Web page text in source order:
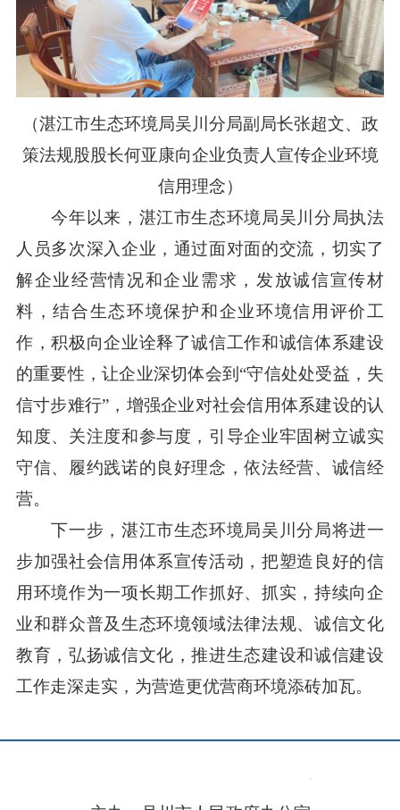
（湛江市生态环境局吴川分局副局长张超文、政
策法规股股长何亚康向企业负责人宣传企业环境
信用理念）
今年以来，湛江市生态环境局吴川分局执法
人员多次深入企业，通过面对面的交流，切实了
解企业经营情况和企业需求，发放诚信宣传材
料，结合生态环境保护和企业环境信用评价工
作，积极向企业诠释了诚信工作和诚信体系建设
的重要性，让企业深切体会到“守信处处受益，失
信寸步难行”，增强企业对社会信用体系建设的认
知度、关注度和参与度，引导企业牢固树立诚实
守信、履约践诺的良好理念，依法经营、诚信经
营。
下一步，湛江市生态环境局吴川分局将进一
步加强社会信用体系宣传活动，把塑造良好的信
用环境作为一项长期工作抓好、抓实，持续向企
业和群众普及生态环境领域法律法规、诚信文化
教育，弘扬诚信文化，推进生态建设和诚信建设
工作走深走实，为营造更优营商环境添砖加瓦。